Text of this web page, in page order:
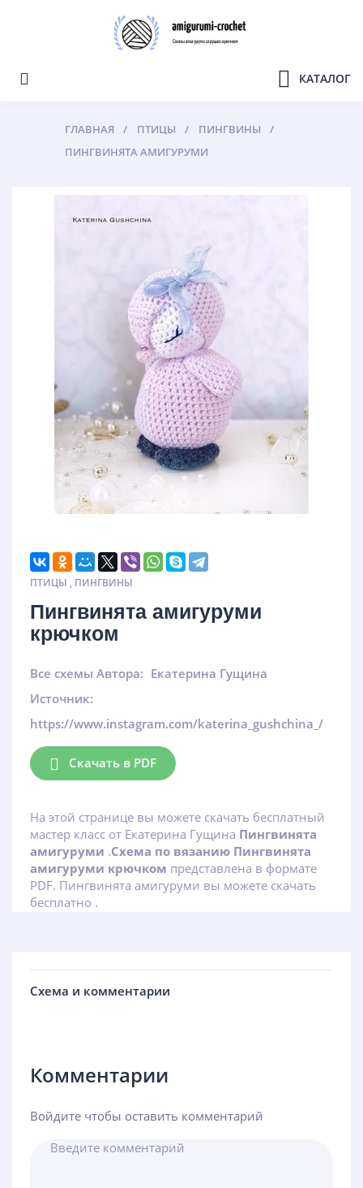
КАТАЛОГ
ГЛАВНАЯ ПТИЦЫ
ПИНГВИНЫ
ПИНГВИНЯТА АМИГУРУМИ
ПТИЦЫ , ПИНГВИНЫ
Пингвинята амигуруми
крючком
Все схемы Автора: Екатерина Гущина
Источник:
https://www.instagram.com/katerina_gushchina_/
Скачать в PDF
На этой странице вы можете скачать бесплатный
мастер класс от Екатерина Гущина Пингвинята
амигуруми .Схема по вязанию Пингвинята
амигуруми крючком представлена в формате
PDF. Пингвинята амигуруми вы можете скачать
бесплатно .
Схема и комментарии
Комментарии
Войдите чтобы оставить комментарий